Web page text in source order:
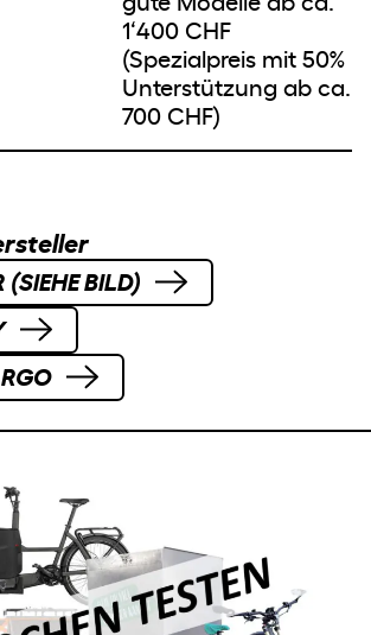
1‘400 CHF
(Spezialpreis mit 50%
Unterstützung ab ca.
700 CHF)
(SIEHE BILD)